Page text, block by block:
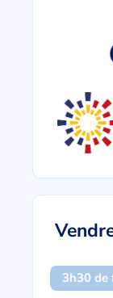
3h30 de